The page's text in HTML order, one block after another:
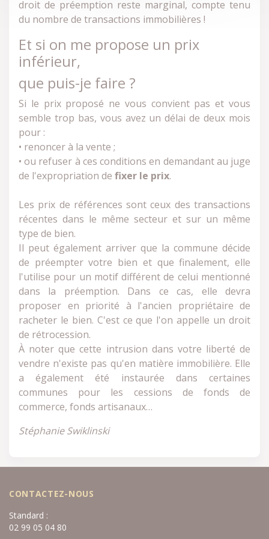
droit de préemption reste marginal, compte tenu
du nombre de transactions immobilières !
Et si on me propose un prix
inférieur,
que puis-je faire ?
Si le prix proposé ne vous convient pas et vous
semble trop bas, vous avez un délai de deux mois
pour :
• renoncer à la vente ;
• ou refuser à ces conditions en demandant au juge
de l'expropriation de fixer le prix.
Les prix de références sont ceux des transactions
récentes dans le même secteur et sur un même
type de bien.
Il peut également arriver que la commune décide
de préempter votre bien et que finalement, elle
l'utilise pour un motif différent de celui mentionné
dans la préemption. Dans ce cas, elle devra
proposer en priorité à l'ancien propriétaire de
racheter le bien. C'est ce que l'on appelle un droit
de rétrocession.
À noter que cette intrusion dans votre liberté de
vendre n'existe pas qu'en matière immobilière. Elle
a également été instaurée dans certaines
communes pour les cessions de fonds de
commerce, fonds artisanaux…
Stéphanie Swiklinski
CONTACTEZ-NOUS
Standard :
02 99 05 04 80